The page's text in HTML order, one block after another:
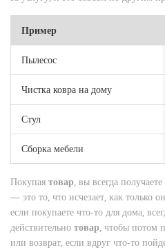
Пример
Пылесос
Чистка ковра на дому
Стул
Сборка мебели
Покупая товар, вы всегда
— это то, что исчезает, как только
если покупаете что-то для дома,
действительно товар, чтобы потом
или возврат, если вдруг что-то